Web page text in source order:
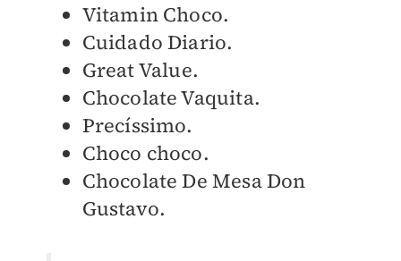
Vitamin Choco.
Cuidado Diario.
Great Value.
Chocolate Vaquita.
Precíssimo.
Choco choco.
Chocolate De Mesa Don
Gustavo.